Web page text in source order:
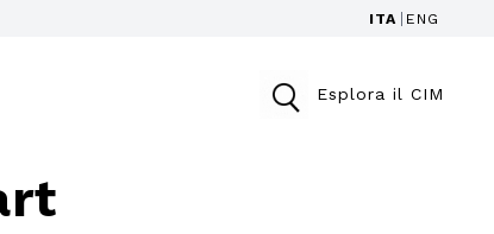
ITA ENG
Esplora il CIM